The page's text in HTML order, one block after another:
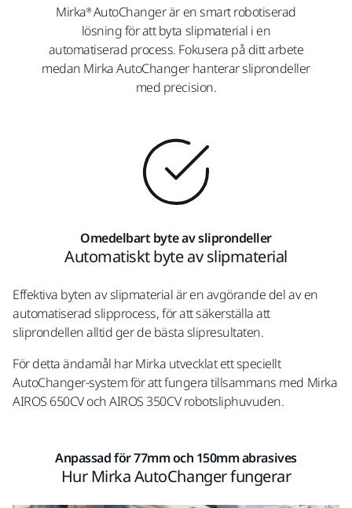
Mirka® AutoChanger är en smart robotiserad
lösning för att byta slipmaterial i en
automatiserad process. Fokusera på ditt arbete
medan Mirka AutoChanger hanterar sliprondeller
med precision.
Omedelbart byte av sliprondeller
Automatiskt byte av slipmaterial
Effektiva byten av slipmaterial är en avgörande del av en
automatiserad slipprocess, för att säkerställa att
sliprondellen alltid ger de bästa slipresultaten.
För detta ändamål har Mirka utvecklat ett speciellt
AutoChanger-system för att fungera tillsammans med Mirka
AIROS 650CV och AIROS 350CV robotsliphuvuden.
Anpassad för 77mm och 150mm abrasives
Hur Mirka AutoChanger fungerar